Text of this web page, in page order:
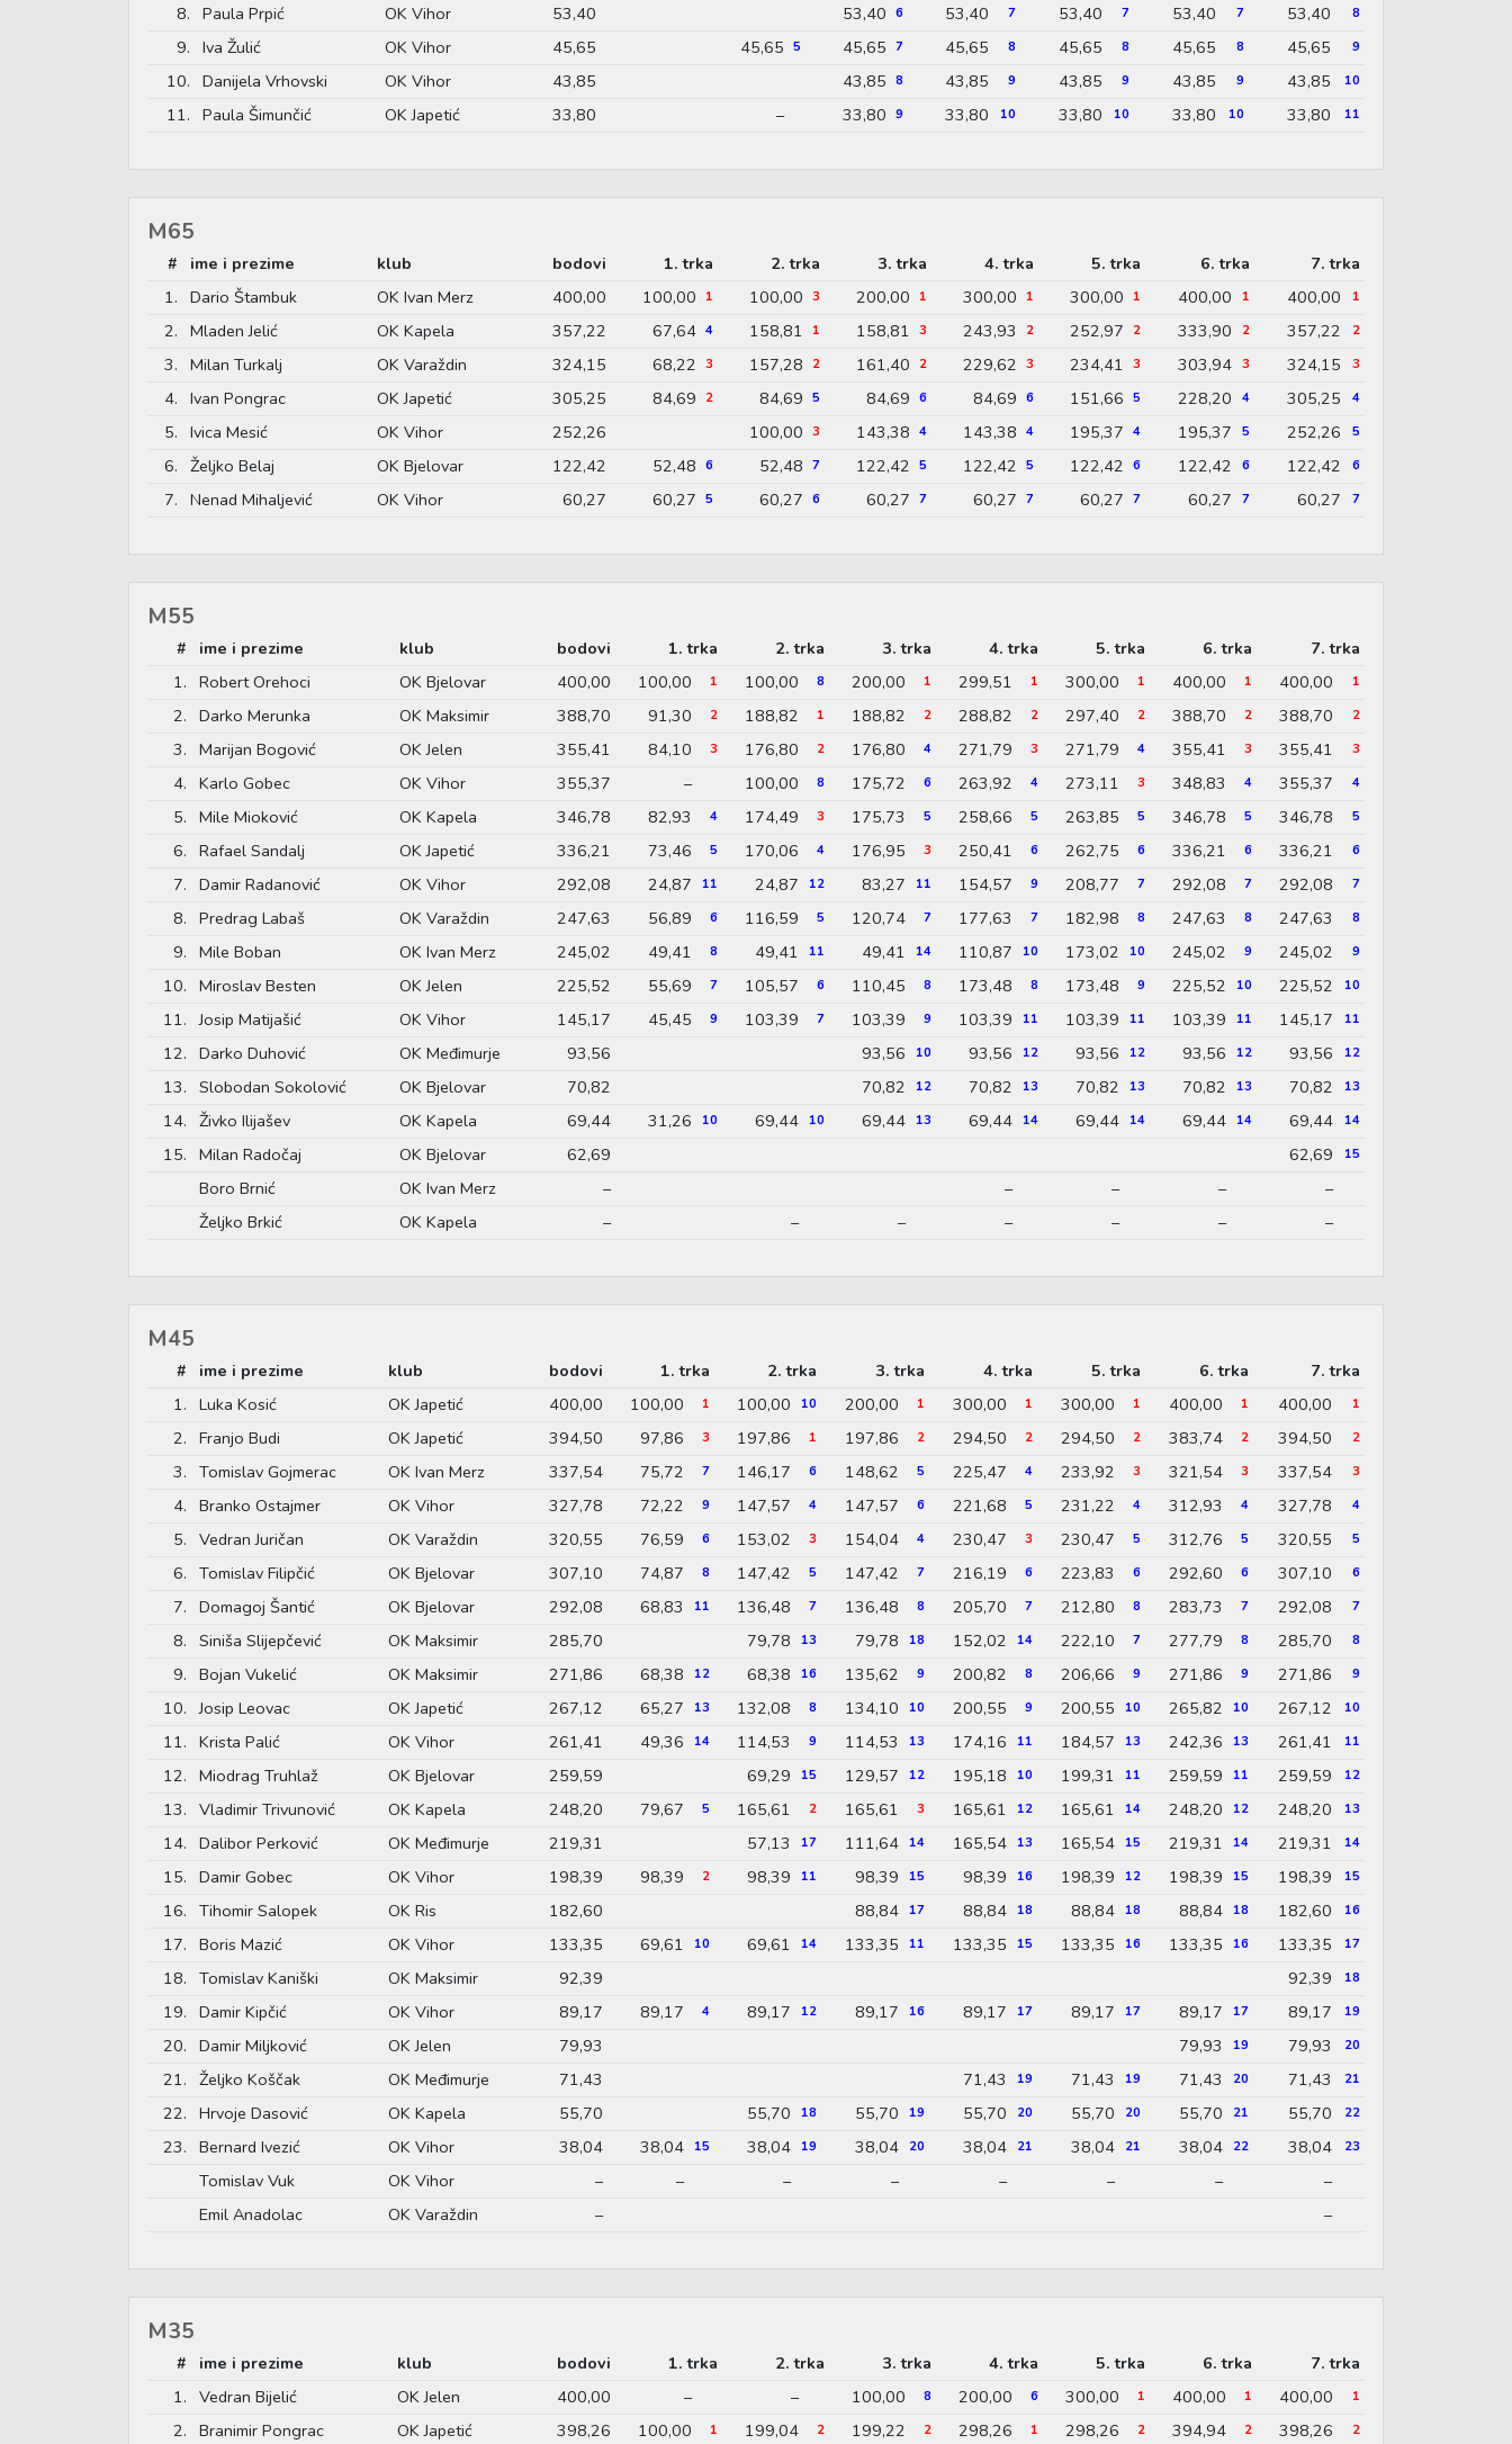
8. Paula Prpić OK Vihor 53,40 53,40 6 53,40 7 53,40 7 53,40 7 53,40 8
9. Iva Žulić OK Vihor 45,65 45,65 5 45,65 7 45,65 8 45,65 8 45,65 8 45,65 9
10. Danijela Vrhovski OK Vihor 43,85 43,85 8 43,85 9 43,85 9 43,85 9 43,85 10
11. Paula Šimunčić OK Japetić 33,80 – 33,80 9 33,80 10 33,80 10 33,80 10 33,80 11
M65
# ime i prezime klub bodovi 1. trka 2. trka 3. trka 4. trka 5. trka 6. trka
7. trka
1. Dario Štambuk OK Ivan Merz 400,00 100,00 1 100,00 3 200,00 1 300,00 1 300,00 1 400,00 1 400,00 1
2. Mladen Jelić OK Kapela 357,22 67,64 4 158,81 1 158,81 3 243,93 2 252,97 2 333,90 2 357,22 2
3. Milan Turkalj OK Varaždin 324,15 68,22 3 157,28 2 161,40 2 229,62 3 234,41 3 303,94 3 324,15 3
4. Ivan Pongrac OK Japetić 305,25 84,69 2 84,69 5 84,69 6 84,69 6 151,66 5 228,20 4 305,25 4
5. Ivica Mesić OK Vihor 252,26 100,00 3 143,38 4 143,38 4 195,37 4 195,37 5 252,26 5
6. Željko Belaj OK Bjelovar 122,42 52,48 6 52,48 7 122,42 5 122,42 5 122,42 6 122,42 6 122,42 6
7. Nenad Mihaljević OK Vihor 60,27 60,27 5 60,27 6 60,27 7 60,27 7 60,27 7 60,27 7 60,27 7
M55
# ime i prezime klub bodovi 1. trka 2. trka 3. trka 4. trka 5. trka 6. trka
7. trka
1. Robert Orehoci OK Bjelovar 400,00 100,00 1 100,00 8 200,00 1 299,51 1 300,00 1 400,00 1 400,00 1
2. Darko Merunka OK Maksimir 388,70 91,30 2 188,82 1 188,82 2 288,82 2 297,40 2 388,70 2 388,70 2
3. Marijan Bogović OK Jelen 355,41 84,10 3 176,80 2 176,80 4 271,79 3 271,79 4 355,41 3 355,41 3
4. Karlo Gobec OK Vihor 355,37 – 100,00 8 175,72 6 263,92 4 273,11 3 348,83 4 355,37 4
5. Mile Mioković OK Kapela 346,78 82,93 4 174,49 3 175,73 5 258,66 5 263,85 5 346,78 5 346,78 5
6. Rafael Sandalj OK Japetić 336,21 73,46 5 170,06 4 176,95 3 250,41 6 262,75 6 336,21 6 336,21 6
7. Damir Radanović OK Vihor 292,08 24,87 11 24,87 12 83,27 11 154,57 9 208,77 7 292,08 7 292,08 7
8. Predrag Labaš OK Varaždin 247,63 56,89 6 116,59 5 120,74 7 177,63 7 182,98 8 247,63 8 247,63 8
9. Mile Boban OK Ivan Merz 245,02 49,41 8 49,41 11 49,41 14 110,87 10 173,02 10 245,02 9 245,02 9
10. Miroslav Besten OK Jelen 225,52 55,69 7 105,57 6 110,45 8 173,48 8 173,48 9 225,52 10 225,52 10
11. Josip Matijašić OK Vihor 145,17 45,45 9 103,39 7 103,39 9 103,39 11 103,39 11 103,39 11 145,17 11
12. Darko Duhović OK Međimurje 93,56 93,56 10 93,56 12 93,56 12 93,56 12 93,56 12
13. Slobodan Sokolović OK Bjelovar 70,82 70,82 12 70,82 13 70,82 13 70,82 13 70,82 13
14. Živko Ilijašev OK Kapela 69,44 31,26 10 69,44 10 69,44 13 69,44 14 69,44 14 69,44 14 69,44 14
15. Milan Radočaj OK Bjelovar 62,69 62,69 15
Boro Brnić OK Ivan Merz – – – –
–
Željko Brkić
OK Kapela – – – – – – –
M45
# ime i prezime klub bodovi 1. trka 2. trka 3. trka 4. trka 5. trka 6. trka
7. trka
1. Luka Kosić OK Japetić 400,00 100,00 1 100,00 10 200,00 1 300,00 1 300,00 1 400,00 1 400,00 1
2. Franjo Budi OK Japetić 394,50 97,86 3 197,86 1 197,86 2 294,50 2 294,50 2 383,74 2 394,50 2
3. Tomislav Gojmerac OK Ivan Merz 337,54 75,72 7 146,17 6 148,62 5 225,47 4 233,92 3 321,54 3 337,54 3
4. Branko Ostajmer OK Vihor 327,78 72,22 9 147,57 4 147,57 6 221,68 5 231,22 4 312,93 4 327,78 4
5. Vedran Juričan OK Varaždin 320,55 76,59 6 153,02 3 154,04 4 230,47 3 230,47 5 312,76 5 320,55 5
6. Tomislav Filipčić OK Bjelovar 307,10 74,87 8 147,42 5 147,42 7 216,19 6 223,83 6 292,60 6 307,10 6
7. Domagoj Šantić OK Bjelovar 292,08 68,83 11 136,48 7 136,48 8 205,70 7 212,80 8 283,73 7 292,08 7
8. Siniša Slijepčević OK Maksimir 285,70 79,78 13 79,78 18 152,02 14 222,10 7 277,79 8 285,70 8
9. Bojan Vukelić OK Maksimir 271,86 68,38 12 68,38 16 135,62 9 200,82 8 206,66 9 271,86 9 271,86 9
10. Josip Leovac OK Japetić 267,12 65,27 13 132,08 8 134,10 10 200,55 9 200,55 10 265,82 10 267,12 10
11. Krista Palić OK Vihor 261,41 49,36 14 114,53 9 114,53 13 174,16 11 184,57 13 242,36 13 261,41 11
12. Miodrag Truhlaž OK Bjelovar 259,59 69,29 15 129,57 12 195,18 10 199,31 11 259,59 11 259,59 12
13. Vladimir Trivunović OK Kapela 248,20 79,67 5 165,61 2 165,61 3 165,61 12 165,61 14 248,20 12 248,20 13
14. Dalibor Perković OK Međimurje 219,31 57,13 17 111,64 14 165,54 13 165,54 15 219,31 14 219,31 14
15. Damir Gobec OK Vihor 198,39 98,39 2 98,39 11 98,39 15 98,39 16 198,39 12 198,39 15 198,39 15
16. Tihomir Salopek OK Ris 182,60 88,84 17 88,84 18 88,84 18 88,84 18 182,60 16
17. Boris Mazić OK Vihor 133,35 69,61 10 69,61 14 133,35 11 133,35 15 133,35 16 133,35 16 133,35 17
18. Tomislav Kaniški OK Maksimir 92,39 92,39 18
19. Damir Kipčić OK Vihor 89,17 89,17 4 89,17 12 89,17 16 89,17 17 89,17 17 89,17 17 89,17 19
20. Damir Miljković OK Jelen 79,93 79,93 19 79,93 20
21. Željko Koščak OK Međimurje 71,43 71,43 19 71,43 19 71,43 20 71,43 21
22. Hrvoje Dasović OK Kapela 55,70 55,70 18 55,70 19 55,70 20 55,70 20 55,70 21 55,70 22
23. Bernard Ivezić OK Vihor 38,04 38,04 15 38,04 19 38,04 20 38,04 21 38,04 21 38,04 22 38,04 23
Tomislav Vuk OK Vihor – – – – – – –
–
Emil Anadolac
OK Varaždin – –
M35
# ime i prezime klub bodovi 1. trka 2. trka 3. trka 4. trka 5. trka 6. trka
7. trka
1. Vedran Bijelić OK Jelen 400,00 – – 100,00 8 200,00 6 300,00 1 400,00 1 400,00 1
2. Branimir Pongrac OK Japetić 398,26 100,00 1 199,04 2 199,22 2 298,26 1 298,26 2 394,94 2 398,26 2